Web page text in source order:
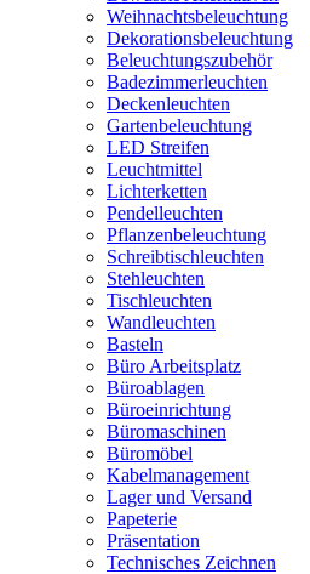
Weihnachtsbeleuchtung
Dekorationsbeleuchtung
Beleuchtungszubehör
Badezimmerleuchten
Deckenleuchten
Gartenbeleuchtung
LED Streifen
Leuchtmittel
Lichterketten
Pendelleuchten
Pflanzenbeleuchtung
Schreibtischleuchten
Stehleuchten
Tischleuchten
Wandleuchten
Basteln
Büro Arbeitsplatz
Büroablagen
Büroeinrichtung
Büromaschinen
Büromöbel
Kabelmanagement
Lager und Versand
Papeterie
Präsentation
Technisches Zeichnen